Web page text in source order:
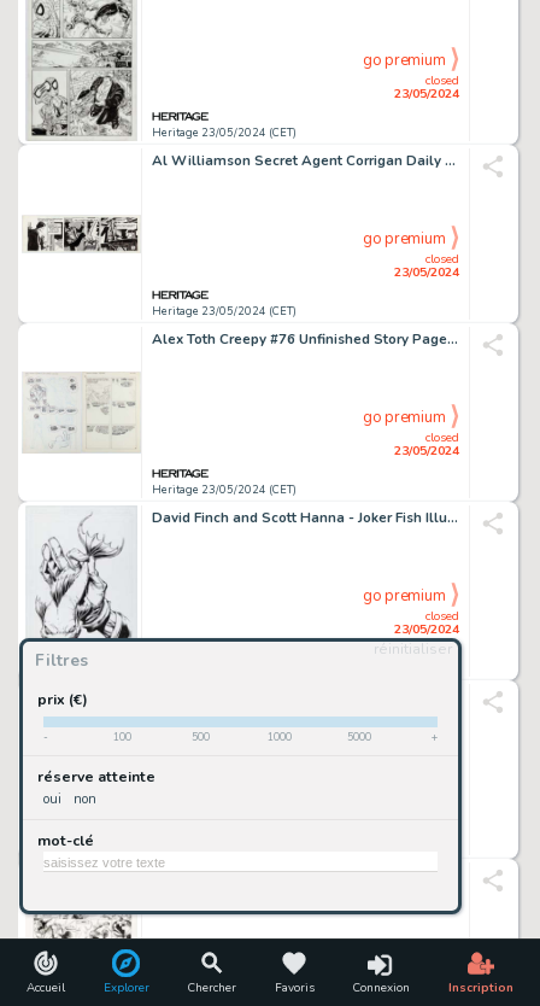
Accueil Explorer Chercher Favoris Connexion Inscription
Filtres
réinitialiser
prix (€)
- 100 500 1000 5000 +
réserve atteinte
oui non
mot-clé
Heritage 23/05/2024 (CET)
closed
23/05/2024
go premium
Al Williamson Secret Agent Corrigan Daily Comic Strip Original Art dated 8-11-77 (King Features Syndicate, 1977).
Heritage 23/05/2024 (CET)
closed
23/05/2024
go premium
Alex Toth Creepy #76 Unfinished Story Page Preliminary Original Art (Warren, 1976). (Total: 2 Original Art)
Heritage 23/05/2024 (CET)
closed
23/05/2024
go premium
David Finch and Scott Hanna - Joker Fish Illustration Original Art (2016).
closed
23/05/2024
go premium
23/05/2024
go premium